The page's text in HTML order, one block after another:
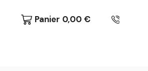
Panier 0,00 €